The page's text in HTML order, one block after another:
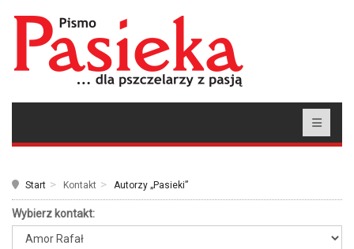
Start Kontakt Autorzy „Pasieki”
Wybierz kontakt: